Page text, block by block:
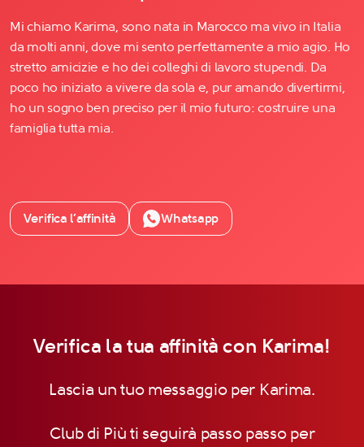
Mi chiamo Karima, sono nata in Marocco ma vivo in Italia
da molti anni, dove mi sento perfettamente a mio agio. Ho
stretto amicizie e ho dei colleghi di lavoro stupendi. Da
poco ho iniziato a vivere da sola e, pur amando divertirmi,
ho un sogno ben preciso per il mio futuro: costruire una
famiglia tutta mia.
Verifica l’affinità Whatsapp
Verifica la tua affinità con Karima!
Lascia un tuo messaggio per Karima.
Club di Più ti seguirà passo passo per